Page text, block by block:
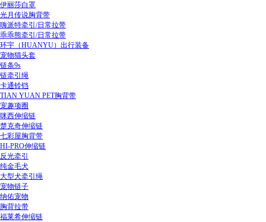
伊丽莎白罩
光月传说胸背带
嗨派特牵引/日常拉带
乖乖熊牵引/日常拉带
环宇（HUANYU）出行装备
宠物猫头套
链条9s
链牵引绳
卡通铃铛
TIAN YUAN PET胸背带
宠趣项圈
咪西伸缩链
楚克奇伸缩链
七彩屋胸背带
HI-PRO伸缩链
反光牵引
纯金毛犬
大型犬牵引绳
宠物链子
纳佑宠物
胸背拉带
福莱希伸缩链